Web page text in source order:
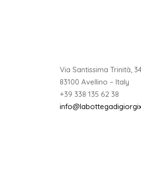
Via Santissima Trinità,
83100 Avellino – Italy
+39 338 135 62 38